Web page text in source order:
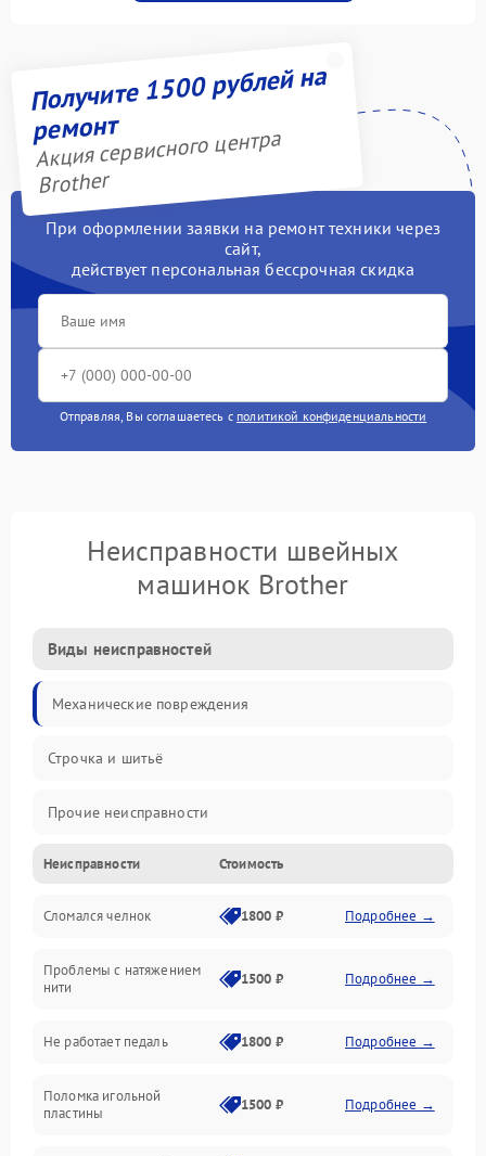
Получите 1500 рублей на
ремонт
Акция сервисного центра
Brother
При оформлении заявки на ремонт техники через
сайт,
действует персональная бессрочная скидка
Отправляя, Вы соглашаетесь с политикой конфиденциальности
Неисправности швейных
машинок Brother
Виды неисправностей
Механические повреждения
Строчка и шитьё
Прочие неисправности
Электроника
Управление и электроника
Подача ткани
Игловодитель и механизмы
Неисправности Стоимость
Сломался челнок 1800 ₽ Подробнее →
Проблемы с натяжением
нити
1500 ₽ Подробнее →
Не работает педаль 1800 ₽ Подробнее →
Поломка игольной
пластины
1500 ₽ Подробнее →